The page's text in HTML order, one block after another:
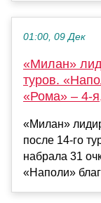
01:00, 09 Дек
«Милан»
туров.
«Рома» – 4-
«Милан»
после 14-го
набрала 31
«Наполи»